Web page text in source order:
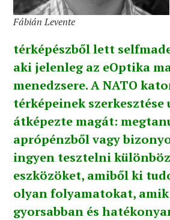
Fábián Levente
térképészből lett
aki jelenleg az eOptika
menedzsere. A NATO
térképeinek szerkesztése
átképezte magát:
aprópénzből vagy
ingyen tesztelni
eszközöket, amiből ki
olyan folyamatokat, amik
gyorsabban és